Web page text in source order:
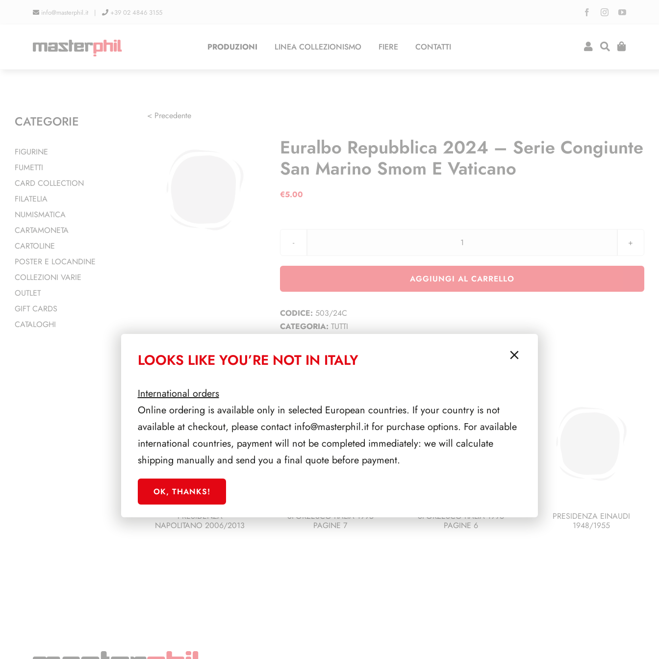
info@masterphil.it | +39 02 4846 3155
PRODUZIONI LINEA COLLEZIONISMO FIERE CONTATTI
< Precedente
Euralbo Repubblica 2024 – Serie Congiunte
San Marino Smom E Vaticano
€5.00
Euralbo
2024
AGGIUNGI AL CARRELLO
CODICE: 503/24C
CATEGORIA: TUTTI
PRESIDENZA
NAPOLITANO 2006/2013
SFORZESCO ITALIA 1995
PAGINE 7
SFORZESCO ITALIA 1996
PAGINE 6
PRESIDENZA EINAUDI
1948/1955
CATEGORIE
FIGURINE
FUMETTI
CARD COLLECTION
FILATELIA
NUMISMATICA
CARTAMONETA
CARTOLINE
POSTER E LOCANDINE
COLLEZIONI VARIE
OUTLET
GIFT CARDS
CATALOGHI
LOOKS LIKE YOU’RE NOT IN ITALY
International orders
Online ordering is available only in selected European countries. If your country is not
available at checkout, please contact info@masterphil.itfor purchase options. For available
international countries, payment will not be completed immediately: we will calculate
shipping manually and send you a final quote before payment.
OK, THANKS!